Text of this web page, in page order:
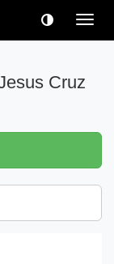
Cruz